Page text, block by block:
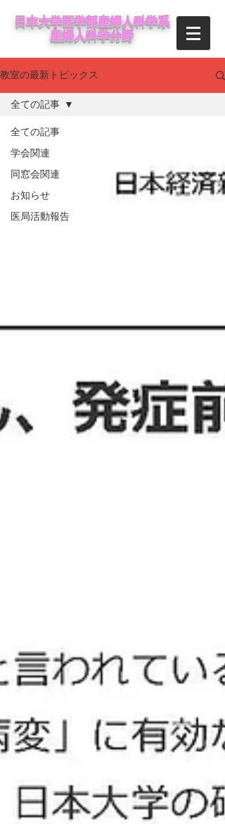
日本大学医学部産婦人科学系
産婦人科学分野
教室の最新トピックス
全ての記事
学会関連
同窓会関連
お知らせ
医局活動報告
全ての記事